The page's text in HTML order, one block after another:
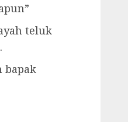
teluk
bapak